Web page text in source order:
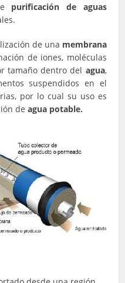
purificación de aguas
de una membrana
de iones, moléculas
tamaño dentro del agua,
suspendidos en el
por lo cual su uso es
deagua potable.